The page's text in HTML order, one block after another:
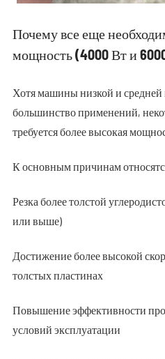
Почему все еще
мощность (4000 Вт и
Хотя машины низкой и
большинство применений,
требуется более высокая
К основным причинам
Резка более толстой
или выше)
Достижение более высокой
толстых пластинах
Повышение эффективности
условий эксплуатации